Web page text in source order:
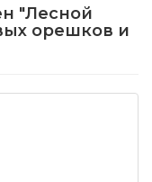
"Лесной
орешков и